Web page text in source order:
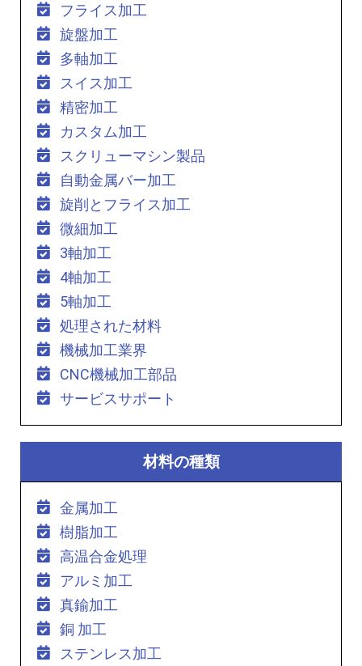
フライス加工
旋盤加工
多軸加工
スイス加工
精密加工
カスタム加工
スクリューマシン製品
自動金属バー加工
旋削とフライス加工
微細加工
3軸加工
4軸加工
5軸加工
処理された材料
機械加工業界
CNC機械加工部品
サービスサポート
材料の種類
金属加工
樹脂加工
高温合金処理
アルミ加工
真鍮加工
銅 加工
ステンレス加工